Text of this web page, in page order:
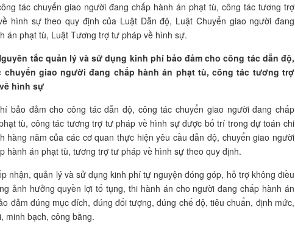
tác chuyển giao người đang chấp hành án phạt tù, công tác tương trợ
hình sự theo quy định của Luật Dẫn độ, Luật Chuyển giao người đang
án phạt tù, Luật Tương trợ tư pháp về hình sự.
tắc quản lý và sử dụng kinh phí bảo đảm cho công tác dẫn độ,
chuyển giao người đang chấp hành án phạt tù, công tác tương trợ
hình sự
bảo đảm cho công tác dẫn độ, công tác chuyển giao người đang chấp
tù, công tác tương trợ tư pháp về hình sự được bố trí trong dự toán chi
hàng năm của các cơ quan thực hiện yêu cầu dẫn độ, chuyển giao người
hành án phạt tù, tương trợ tư pháp về hình sự theo quy định.
nhận, quản lý và sử dụng kinh phí tự nguyện đóng góp, hỗ trợ không điều
ảnh hưởng quyền lợi tố tụng, thi hành án cho người đang chấp hành án
đảm đúng mục đích, đúng đối tượng, đúng chế độ, tiêu chuẩn, định mức,
minh bạch, công bằng.